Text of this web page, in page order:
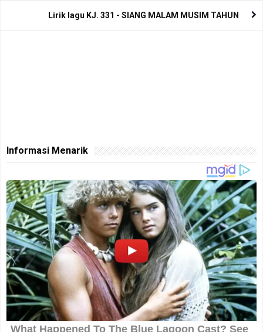
Lirik lagu KJ. 331 - SIANG MALAM MUSIM TAHUN
Informasi Menarik